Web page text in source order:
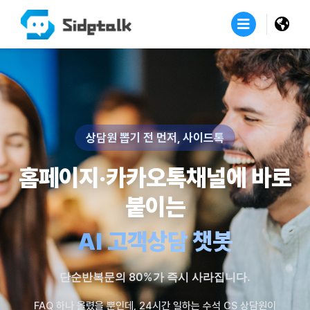
상담원 뽑기 전 먼저, 사이드톡
홈페이지·카카오톡채널에 바로
붙이는
AI 고객상담 챗봇
단순반복문의 80%가 즉시 사라집니다.
FAQ 하나 올렸을 뿐인데, 24시간 일하는 수석 CS 상담원이